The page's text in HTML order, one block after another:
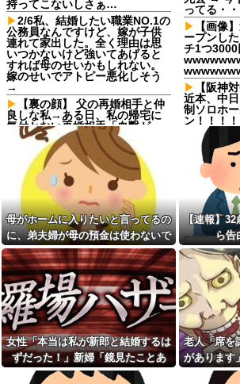
持ってこないしさぁ…
2/6私、結婚したい職業NO.1の
公務員なんですけど、嫁が子供
連れて家出した。全く理由は思
いつかないけど強いてあげると
すれば母のせいかもしれない。
嫁のせいでアトピー悪化しそう
→
【裏の顔】 父の再婚相手と仲
良しな私→ある日、私の帰宅に
気付かない再婚相手「血繋がっ
てないのに大学費用出さなきゃ
いけないの腹立つわ…姑だった
ら先に亡くなるのに笑」私
「…」
【しまった…】 コトメに追い
出されたトメと二世帯住宅を建
て、「２F(夫婦のエリア)には絶
対に上がらない」という約束を
したが、早速破って2Fに上が...
【後編】我が家で集まりがあ
った後に子供の新品クロックス
が消えた。犯人のママがカバン
に入れるのを見た人もいるのに
相手旦那が「証拠は？」と認め
ない…...
高校の時本当に周囲と合わな
くて上手くやれなかった。→飲
み会で偶然同じ高校の人と出会
った
ドラッグストア勤務中。カー
ってる・・
【画像
ープンし
チ1つ3000
【阪神
近本、中
制ソロホ
ン！！！
！！！！
パルワ
プレイす
宅配の
してくれ
話し声が
五キロで
(一体誰だ
でいたら
スープ
イモ煮崩
事カレー
私、怒る
レーじゃ
す？」→母
という逃
た
なんな
除！！！！
職場で
母がホームに入りたいと言ってるの
に、弟夫婦が母の預金は使わないで
と言ってきた。我が弟ながら情けな
くて溜息が出る
【速報】32
ら告
女性「本当は私が新郎と結婚するは
ずだった！」新婦「鏡見たことあ
る？」→披露宴が一瞬で騒然となっ
老人「席を
があります
い！」→暴